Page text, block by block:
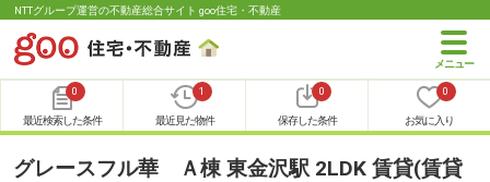
NTTグループ運営の不動産総合サイト goo住宅・不動産
0
最近検索した条件
1
最近見た物件
0
保存した条件
0
お気に入り
グレースフル華 Ａ棟 東金沢駅 2LDK 賃貸(賃貸